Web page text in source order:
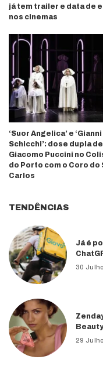
já tem trailer e data de
nos cinemas
‘Suor Angelica’ e ‘Gianni
Schicchi’: dose dupla de
Giacomo Puccini no
do Porto com o Coro do
Carlos
TENDÊNCIAS
Já é
30
Beauty
29